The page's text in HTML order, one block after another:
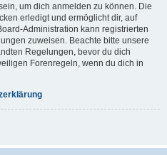
um dich anmelden zu können. Die
erledigt und ermöglicht dir, auf
Administration kann registrierten
zuweisen. Beachte bitte unsere
Regelungen, bevor du dich
Forenregeln, wenn du dich in